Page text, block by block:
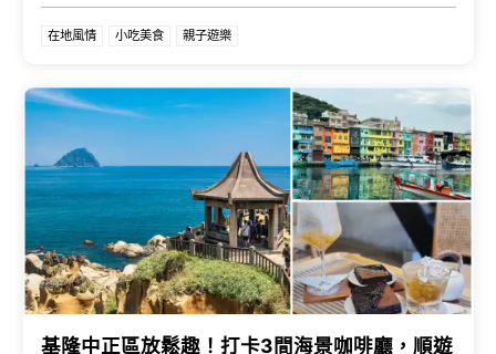
在地風情 小吃美食 親子遊樂
基隆中正區放鬆趣！打卡3間海景咖啡廳，順遊